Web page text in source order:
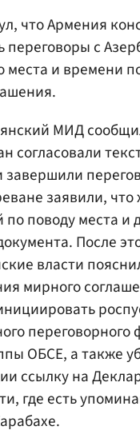
что Армения
переговоры с
места и времени
МИД
согласовали
завершили
заявили, что
поводу места и
После
власти
мирного
ОБСЕ, а также
ссылку на
где есть